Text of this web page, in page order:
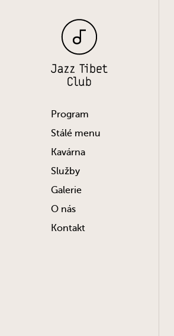
Program
Stálé menu
Kavárna
Služby
Galerie
O nás
Kontakt